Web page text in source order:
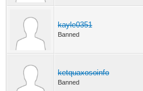
kayle0351
Banned
ketquaxosoinfo
Banned